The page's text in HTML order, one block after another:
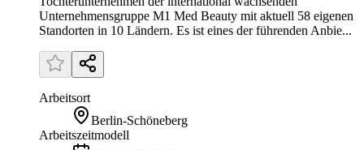
Unternehmensgruppe M1 Med Beauty mit aktuell 58 eigenen
Standorten in 10 Ländern. Es ist eines der führenden Anbie...
Arbeitsort
Berlin-Schöneberg
Arbeitszeitmodell